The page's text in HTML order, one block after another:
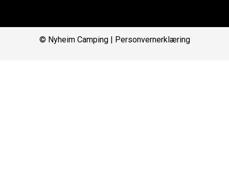
© Nyheim Camping | Personvernerklæring